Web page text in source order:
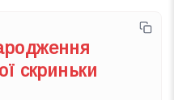
скриньки